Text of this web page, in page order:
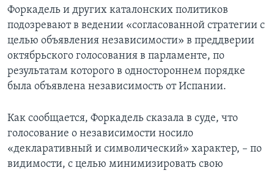
Форкадель и других каталонских политиков
подозревают в ведении «согласованной стратегии с
целью объявления независимости» в преддверии
октябрьского голосования в парламенте, по
результатам которого в одностороннем порядке
была объявлена независимость от Испании.
Как сообщается, Форкадель сказала в суде, что
голосование о независимости носило
«декларативный и символический» характер, – по
видимости, с целью минимизировать свою